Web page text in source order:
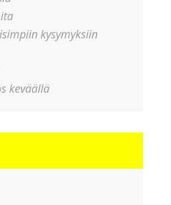
kysymyksiin
keväällä